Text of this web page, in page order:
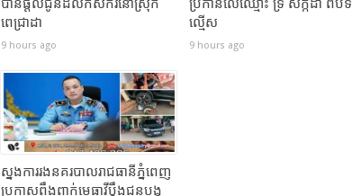
បានផ្តល់ជូនដល់កសិករនៅស្រុក
ពេជ្រាដា
9 hours ago
ប្រកាន់លើឈ្មោះ ទ្រី សក្កដា ពីបទ
ល្មើស
9 hours ago
ស្នងការរងនគរបាលរាជធានីភ្នំពេញ
ប្រកាសពឹងពាក់មេធាវីប្តឹងជនបង្ក